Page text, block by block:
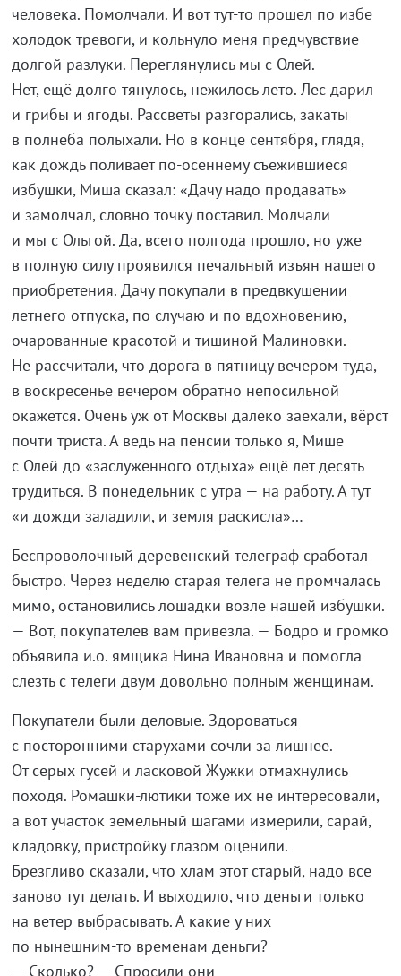
человека. Помолчали. И воттут-то прошел по избе
холодок тревоги, и кольнуло меня предчувствие
долгой разлуки. Переглянулись мы с Олей.
Нет, ещё долго тянулось, нежилось лето. Лес дарил
и грибы и ягоды. Рассветы разгорались, закаты
в полнеба полыхали. Но в конце сентября, глядя,
как дождь поливаетпо-осеннемусъёжившиеся
избушки, Миша сказал: «Дачу надо продавать»
и замолчал, словно точку поставил. Молчали
и мы с Ольгой. Да, всего полгода прошло, но уже
в полную силу проявился печальный изъян нашего
приобретения. Дачу покупали в предвкушении
летнего отпуска, по случаю и по вдохновению,
очарованные красотой и тишиной Малиновки.
Не рассчитали, что дорога в пятницу вечером туда,
в воскресенье вечером обратно непосильной
окажется. Очень уж от Москвы далеко заехали, вёрст
почти триста. А ведь на пенсии только я, Мише
с Олей до «заслуженного отдыха» ещё лет десять
трудиться. В понедельник с утра — на работу. А тут
«и дожди заладили, и земля раскисла»…
Беспроволочный деревенский телеграф сработал
быстро. Через неделю старая телега не промчалась
мимо, остановились лошадки возле нашей избушки.
— Вот, покупателев вам привезла. — Бодро и громко
объявила и.о. ямщика Нина Ивановна и помогла
слезть с телеги двум довольно полным женщинам.
Покупатели были деловые. Здороваться
с посторонними старухами сочли за лишнее.
От серых гусей и ласковой Жужки отмахнулись
походя. Ромашки-лютики тоже их не интересовали,
а вот участок земельный шагами измерили, сарай,
кладовку, пристройку глазом оценили.
Брезгливо сказали, что хлам этот старый, надо все
заново тут делать. И выходило, что деньги только
на ветер выбрасывать. А какие у них
по нынешним-то временам деньги?
— Сколько? — Спросили они